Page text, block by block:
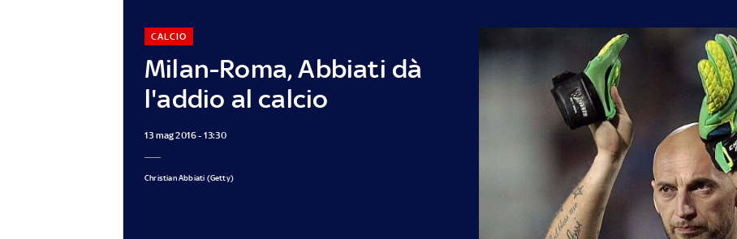
Milan-Roma, Abbiati dà
l'addio al calcio
CALCIO
13 mag 2016 - 13:30
Christian Abbiati (Getty)